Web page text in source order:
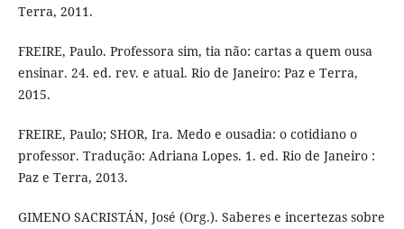
Terra, 2011.
FREIRE, Paulo. Professora sim, tia não: cartas a quem ousa
ensinar. 24. ed. rev. e atual. Rio de Janeiro: Paz e Terra,
2015.
FREIRE, Paulo; SHOR, Ira. Medo e ousadia: o cotidiano o
professor. Tradução: Adriana Lopes. 1. ed. Rio de Janeiro :
Paz e Terra, 2013.
GIMENO SACRISTÁN, José (Org.). Saberes e incertezas sobre